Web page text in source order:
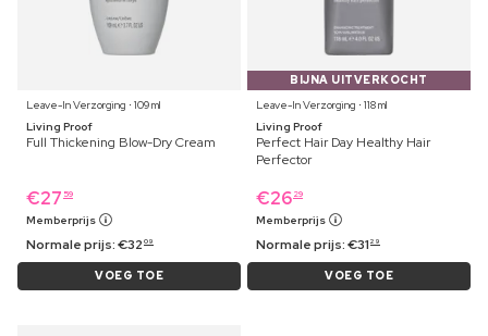
Leave-In Verzorging ⋅ 109 ml
Living Proof
Full Thickening Blow-Dry Cream
€27 59
Memberprijs
Normale prijs:€32 09
VOEG TOE
BIJNA UITVERKOCHT
Leave-In Verzorging ⋅ 118 ml
Living Proof
Perfect Hair Day Healthy Hair
Perfector
€26 29
Memberprijs
Normale prijs:€31 29
VOEG TOE